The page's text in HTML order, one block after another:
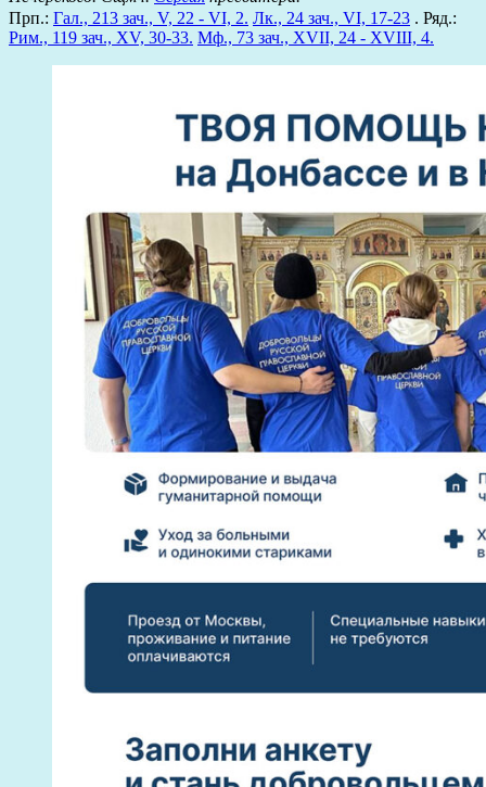
Прп.: Гал., 213 зач., V, 22 - VI, 2. Лк., 24 зач., VI, 17-23 . Ряд.:
Рим., 119 зач., XV, 30-33. Мф., 73 зач., XVII, 24 - XVIII, 4.